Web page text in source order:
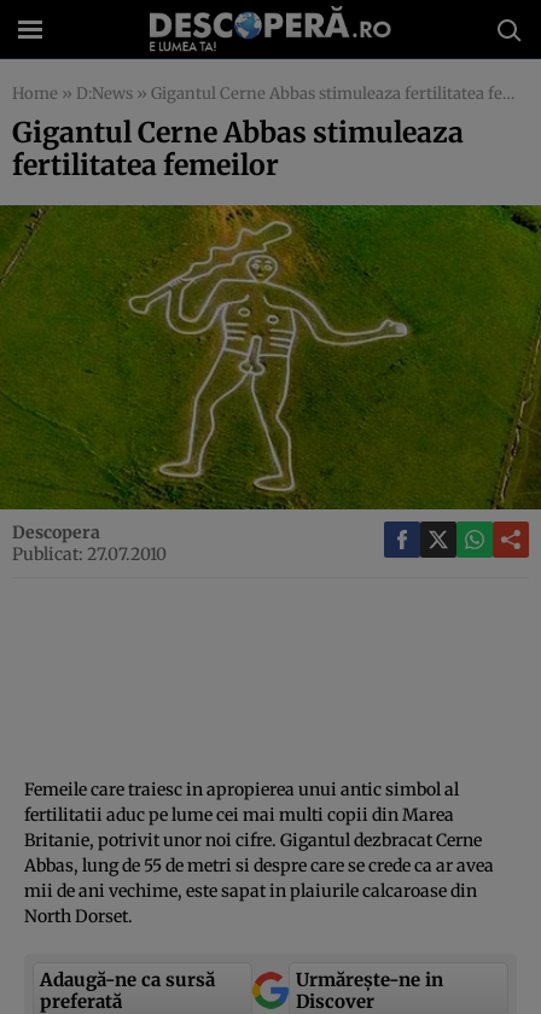
Home » D:News » Gigantul Cerne Abbas stimuleaza fertilitatea femeilor
Gigantul Cerne Abbas stimuleaza
fertilitatea femeilor
Descopera
Publicat: 27.07.2010
Femeile care traiesc in apropierea unui antic simbol al
fertilitatii aduc pe lume cei mai multi copii din Marea
Britanie, potrivit unor noi cifre. Gigantul dezbracat Cerne
Abbas, lung de 55 de metri si despre care se crede ca ar avea
mii de ani vechime, este sapat in plaiurile calcaroase din
North Dorset.
Adaugă-ne ca sursă
preferată
Urmărește-ne in
Discover